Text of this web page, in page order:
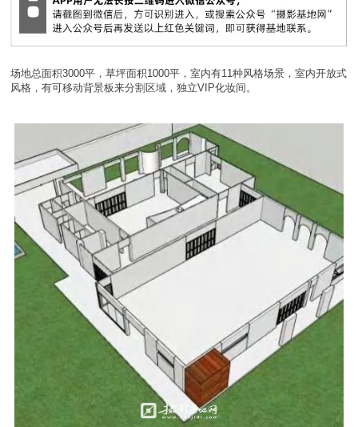
场地总面积3000平，草坪面积1000平，室内有11种风格场景，室内开放式
风格，有可移动背景板来分割区域，独立VIP化妆间。